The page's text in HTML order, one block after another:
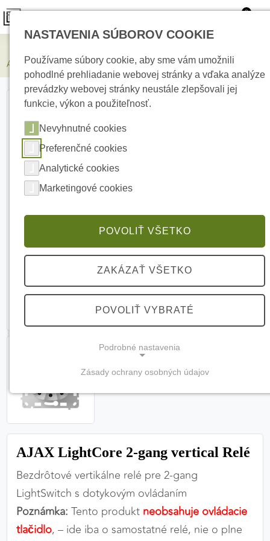
0
AJAX LightCore 2-gang vertical Relé
AJAX LightCore 2-gang vertical Relé
Bezdrôtové vertikálne relé pre 2-gang
LightSwitch s dotykovým ovládaním
Poznámka: Tento produkt neobsahuje ovládacie
tlačidlo, – ide iba o samostatné relé, nie o plne
NASTAVENIA SÚBOROV COOKIE
Používame súbory cookie, aby sme vám umožnili
pohodlné prehliadanie webovej stránky a vďaka analýze
prevádzky webovej stránky neustále zlepšovali jej
funkcie, výkon a použiteľnosť.
Nevyhnutné cookies
Preferenčné cookies
Analytické cookies
Marketingové cookies
POVOLIŤ VŠETKO
ZAKÁZAŤ VŠETKO
POVOLIŤ VYBRATÉ
Podrobné nastavenia
(vždy aktívne, nemožno vypnúť)
Tieto cookies sú potrebné na správne fungovanie
zabezpečiť jej plnú funkčnosť.
PREFERENČNÉ COOKIES
Zásady ochrany osobných údajov